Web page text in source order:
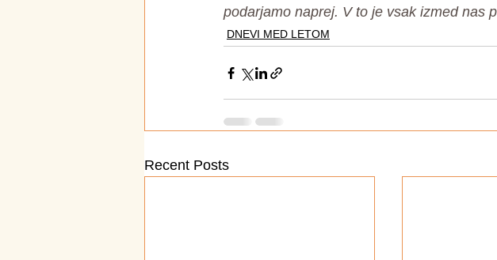
podarjamo naprej. V to je vsak izmed nas
DNEVI MED LETOM
Recent Posts